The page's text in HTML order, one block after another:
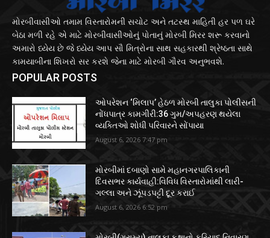
મોરબીવાસીઓ તમામ વિસ્તારોમની સચોટ અને તટસ્થ માહિતી હર પળ ઘરે
બેઠા મળી રહે એ માટે મોરબીવાસીઓનું પોતાનું મોરબી મિરર શરૂ કરવાનો
અમારો ધ્યેય છે જે ધ્યેય આપ સૌ મિત્રોના સાથ સહકારથી શ્રેષ્ઠતા સાથે
કામયાબીના શિખરો સર કરશે જેના માટે મોરબી ગૌરવ અનુભવશે.
POPULAR POSTS
ઓપરેશન ‘મિલાપ’ હેઠળ મોરબી તાલુકા પોલીસની
નોંધપાત્ર કામગીરી:36 ગુમ/અપહરણ થયેલા
વ્યક્તિઓ શોધી પરિવારને સોંપાયા
August 6, 2026 7:47 pm
મોરબીમાં દબાણો સામે મહાનગરપાલિકાની
દિવસભર કાર્યવાહી:વિવિધ વિસ્તારોમાંથી લારી-
ગલ્લા અને ઝૂંપડપટ્ટી દૂર કરાઈ
August 6, 2026 6:52 pm